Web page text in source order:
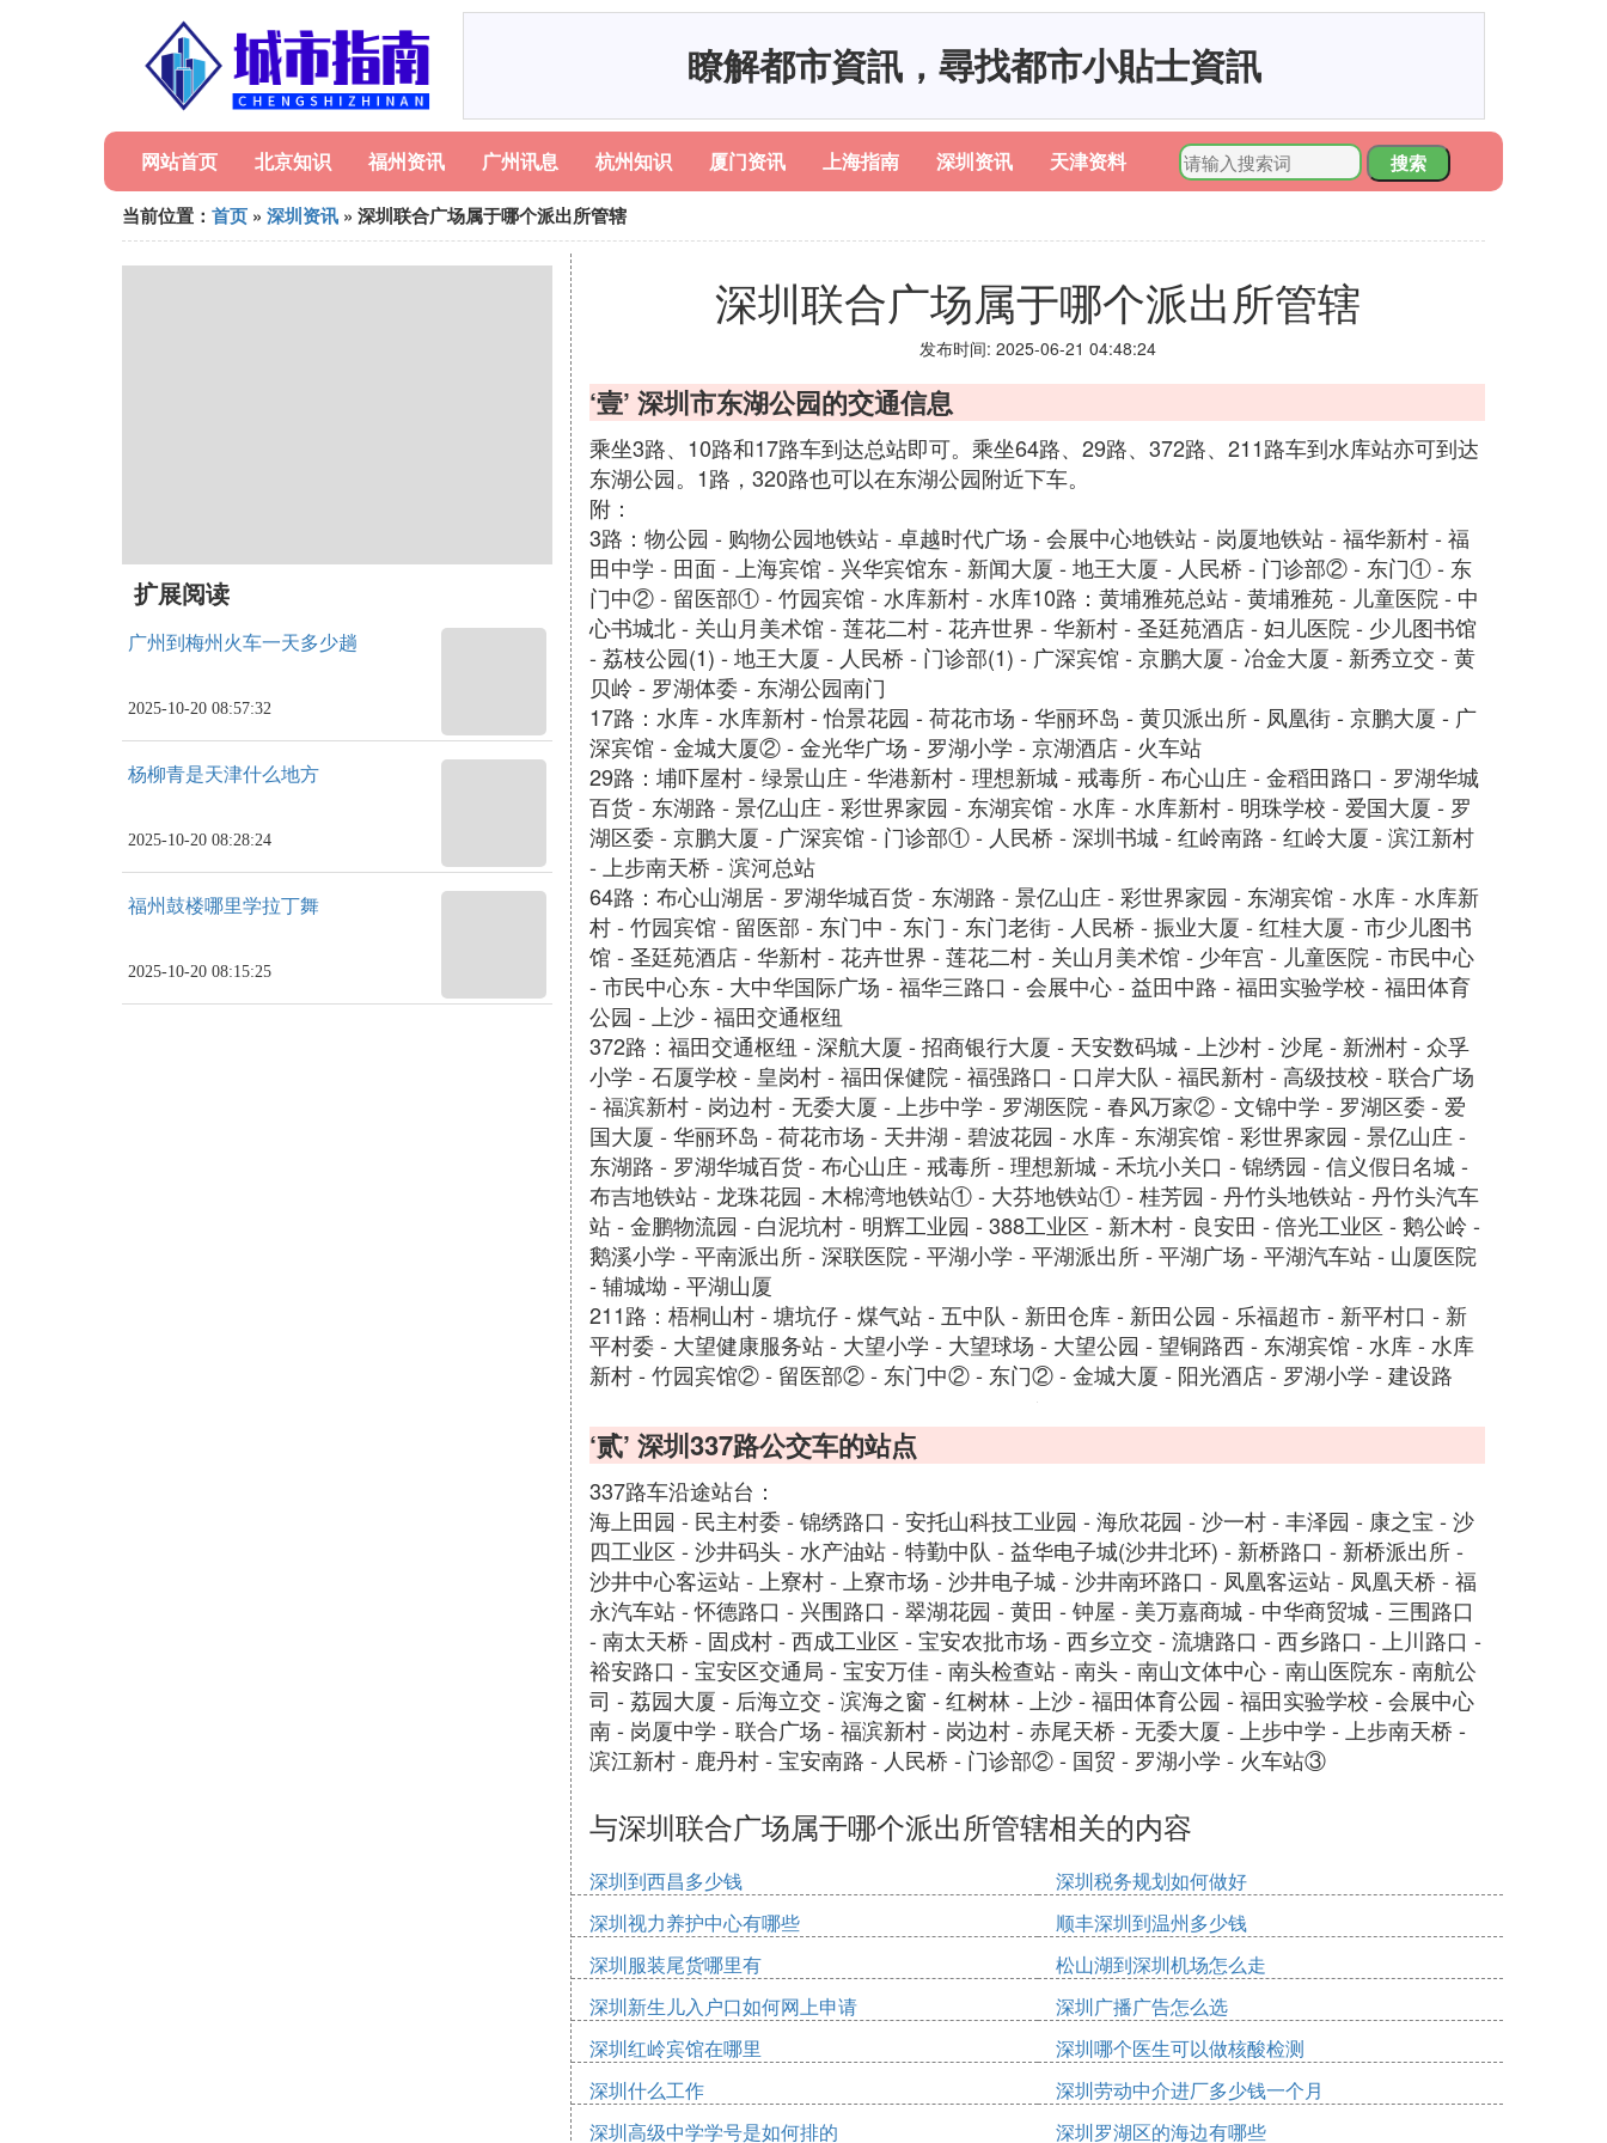
瞭解都市資訊，尋找都市小貼士資訊
网站首页 北京知识 福州资讯 广州讯息 杭州知识 厦门资讯 上海指南 深圳资讯 天津资料
搜索
当前位置： 首页 » 深圳资讯 » 深圳联合广场属于哪个派出所管辖
扩展阅读
广州到梅州火车一天多少趟
2025-10-20 08:57:32
杨柳青是天津什么地方
2025-10-20 08:28:24
福州鼓楼哪里学拉丁舞
2025-10-20 08:15:25
深圳联合广场属于哪个派出所管辖
发布时间: 2025-06-21 04:48:24
‘壹’ 深圳市东湖公园的交通信息
乘坐3路、10路和17路车到达总站即可。乘坐64路、29路、372路、211路车到水库站亦可到达
东湖公园。1路，320路也可以在东湖公园附近下车。
附：
3路：物公园 - 购物公园地铁站 - 卓越时代广场 - 会展中心地铁站 - 岗厦地铁站 - 福华新村 - 福
田中学 - 田面 - 上海宾馆 - 兴华宾馆东 - 新闻大厦 - 地王大厦 - 人民桥 - 门诊部② - 东门① - 东
门中② - 留医部① - 竹园宾馆 - 水库新村 - 水库10路：黄埔雅苑总站 - 黄埔雅苑 - 儿童医院 - 中
心书城北 - 关山月美术馆 - 莲花二村 - 花卉世界 - 华新村 - 圣廷苑酒店 - 妇儿医院 - 少儿图书馆
- 荔枝公园(1) - 地王大厦 - 人民桥 - 门诊部(1) - 广深宾馆 - 京鹏大厦 - 冶金大厦 - 新秀立交 - 黄
贝岭 - 罗湖体委 - 东湖公园南门
17路：水库 - 水库新村 - 怡景花园 - 荷花市场 - 华丽环岛 - 黄贝派出所 - 凤凰街 - 京鹏大厦 - 广
深宾馆 - 金城大厦② - 金光华广场 - 罗湖小学 - 京湖酒店 - 火车站
29路：埔吓屋村 - 绿景山庄 - 华港新村 - 理想新城 - 戒毒所 - 布心山庄 - 金稻田路口 - 罗湖华城
百货 - 东湖路 - 景亿山庄 - 彩世界家园 - 东湖宾馆 - 水库 - 水库新村 - 明珠学校 - 爱国大厦 - 罗
湖区委 - 京鹏大厦 - 广深宾馆 - 门诊部① - 人民桥 - 深圳书城 - 红岭南路 - 红岭大厦 - 滨江新村
- 上步南天桥 - 滨河总站
64路：布心山湖居 - 罗湖华城百货 - 东湖路 - 景亿山庄 - 彩世界家园 - 东湖宾馆 - 水库 - 水库新
村 - 竹园宾馆 - 留医部 - 东门中 - 东门 - 东门老街 - 人民桥 - 振业大厦 - 红桂大厦 - 市少儿图书
馆 - 圣廷苑酒店 - 华新村 - 花卉世界 - 莲花二村 - 关山月美术馆 - 少年宫 - 儿童医院 - 市民中心
- 市民中心东 - 大中华国际广场 - 福华三路口 - 会展中心 - 益田中路 - 福田实验学校 - 福田体育
公园 - 上沙 - 福田交通枢纽
372路：福田交通枢纽 - 深航大厦 - 招商银行大厦 - 天安数码城 - 上沙村 - 沙尾 - 新洲村 - 众孚
小学 - 石厦学校 - 皇岗村 - 福田保健院 - 福强路口 - 口岸大队 - 福民新村 - 高级技校 - 联合广场
- 福滨新村 - 岗边村 - 无委大厦 - 上步中学 - 罗湖医院 - 春风万家② - 文锦中学 - 罗湖区委 - 爱
国大厦 - 华丽环岛 - 荷花市场 - 天井湖 - 碧波花园 - 水库 - 东湖宾馆 - 彩世界家园 - 景亿山庄 -
东湖路 - 罗湖华城百货 - 布心山庄 - 戒毒所 - 理想新城 - 禾坑小关口 - 锦绣园 - 信义假日名城 -
布吉地铁站 - 龙珠花园 - 木棉湾地铁站① - 大芬地铁站① - 桂芳园 - 丹竹头地铁站 - 丹竹头汽车
站 - 金鹏物流园 - 白泥坑村 - 明辉工业园 - 388工业区 - 新木村 - 良安田 - 倍光工业区 - 鹅公岭 -
鹅溪小学 - 平南派出所 - 深联医院 - 平湖小学 - 平湖派出所 - 平湖广场 - 平湖汽车站 - 山厦医院
- 辅城坳 - 平湖山厦
211路：梧桐山村 - 塘坑仔 - 煤气站 - 五中队 - 新田仓库 - 新田公园 - 乐福超市 - 新平村口 - 新
平村委 - 大望健康服务站 - 大望小学 - 大望球场 - 大望公园 - 望铜路西 - 东湖宾馆 - 水库 - 水库
新村 - 竹园宾馆② - 留医部② - 东门中② - 东门② - 金城大厦 - 阳光酒店 - 罗湖小学 - 建设路
‘贰’ 深圳337路公交车的站点
337路车沿途站台：
海上田园 - 民主村委 - 锦绣路口 - 安托山科技工业园 - 海欣花园 - 沙一村 - 丰泽园 - 康之宝 - 沙
四工业区 - 沙井码头 - 水产油站 - 特勤中队 - 益华电子城(沙井北环) - 新桥路口 - 新桥派出所 -
沙井中心客运站 - 上寮村 - 上寮市场 - 沙井电子城 - 沙井南环路口 - 凤凰客运站 - 凤凰天桥 - 福
永汽车站 - 怀德路口 - 兴围路口 - 翠湖花园 - 黄田 - 钟屋 - 美万嘉商城 - 中华商贸城 - 三围路口
- 南太天桥 - 固戍村 - 西成工业区 - 宝安农批市场 - 西乡立交 - 流塘路口 - 西乡路口 - 上川路口 -
裕安路口 - 宝安区交通局 - 宝安万佳 - 南头检查站 - 南头 - 南山文体中心 - 南山医院东 - 南航公
司 - 荔园大厦 - 后海立交 - 滨海之窗 - 红树林 - 上沙 - 福田体育公园 - 福田实验学校 - 会展中心
南 - 岗厦中学 - 联合广场 - 福滨新村 - 岗边村 - 赤尾天桥 - 无委大厦 - 上步中学 - 上步南天桥 -
滨江新村 - 鹿丹村 - 宝安南路 - 人民桥 - 门诊部② - 国贸 - 罗湖小学 - 火车站③
与深圳联合广场属于哪个派出所管辖相关的内容
深圳到西昌多少钱
深圳税务规划如何做好
深圳视力养护中心有哪些
顺丰深圳到温州多少钱
深圳服装尾货哪里有
松山湖到深圳机场怎么走
深圳新生儿入户口如何网上申请
深圳广播广告怎么选
深圳红岭宾馆在哪里
深圳哪个医生可以做核酸检测
深圳什么工作
深圳劳动中介进厂多少钱一个月
深圳高级中学学号是如何排的
深圳罗湖区的海边有哪些